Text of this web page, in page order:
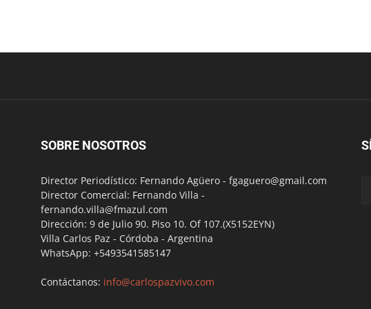
SOBRE NOSOTROS
Director Periodístico: Fernando Agüero - fgaguero@gmail.com
Director Comercial: Fernando Villa -
fernando.villa@fmazul.com
Dirección: 9 de Julio 90. Piso 10. Of 107.(X5152EYN)
Villa Carlos Paz - Córdoba - Argentina
WhatsApp: +5493541585147
Contáctanos: info@carlospazvivo.com